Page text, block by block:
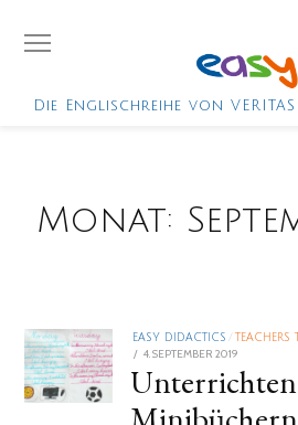
Die Englischreihe von
Monat:
EASY DIDACTICS TEACHERS
POSTED
ON
4. SEPTEMBER 2019
FEBRUAR
2021